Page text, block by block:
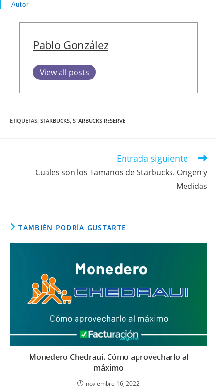
Autor
Pablo González
View all posts
ETIQUETAS: STARBUCKS STARBUCKS RESERVE
Entrada siguiente
Cuales son los Tamaños de Starbucks. Origen y
Medidas
TAMBIÉN PODRÍA GUSTARTE
Monedero Chedraui. Cómo aprovecharlo al
máximo
noviembre 16, 2022